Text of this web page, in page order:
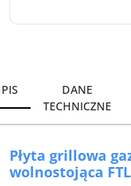
DANE
TECHNICZNE
Płyta grillowa
wolnostojąca